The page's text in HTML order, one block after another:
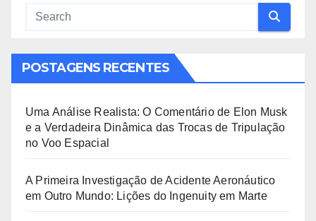
POSTAGENS RECENTES
Uma Análise Realista: O Comentário de Elon Musk
e a Verdadeira Dinâmica das Trocas de Tripulação
no Voo Espacial
A Primeira Investigação de Acidente Aeronáutico
em Outro Mundo: Lições do Ingenuity em Marte